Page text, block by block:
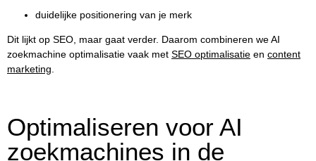
duidelijke positionering van je merk
Dit lijkt op SEO, maar gaat verder. Daarom combineren we AI
zoekmachine optimalisatie vaak met SEO optimalisatie en content
marketing
Optimaliseren voor AI
zoekmachines in de